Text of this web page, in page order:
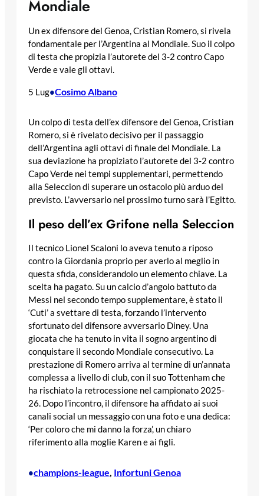
Mondiale
Un ex difensore del Genoa, Cristian Romero, si rivela
fondamentale per l’Argentina al Mondiale. Suo il colpo
di testa che propizia l’autorete del 3-2 contro Capo
Verde e vale gli ottavi.
5 Lug•Cosimo Albano
Un colpo di testa dell’ex difensore del Genoa, Cristian
Romero, si è rivelato decisivo per il passaggio
dell’Argentina agli ottavi di finale del Mondiale. La
sua deviazione ha propiziato l’autorete del 3-2 contro
Capo Verde nei tempi supplementari, permettendo
alla Seleccion di superare un ostacolo più arduo del
previsto. L’avversario nel prossimo turno sarà l’Egitto.
Il peso dell’ex Grifone nella Seleccion
Il tecnico Lionel Scaloni lo aveva tenuto a riposo
contro la Giordania proprio per averlo al meglio in
questa sfida, considerandolo un elemento chiave. La
scelta ha pagato. Su un calcio d’angolo battuto da
Messi nel secondo tempo supplementare, è stato il
‘Cuti’ a svettare di testa, forzando l’intervento
sfortunato del difensore avversario Diney. Una
giocata che ha tenuto in vita il sogno argentino di
conquistare il secondo Mondiale consecutivo. La
prestazione di Romero arriva al termine di un’annata
complessa a livello di club, con il suo Tottenham che
ha rischiato la retrocessione nel campionato 2025-
26. Dopo l’incontro, il difensore ha affidato ai suoi
canali social un messaggio con una foto e una dedica:
‘Per coloro che mi danno la forza’, un chiaro
riferimento alla moglie Karen e ai figli.
•champions-league, Infortuni Genoa